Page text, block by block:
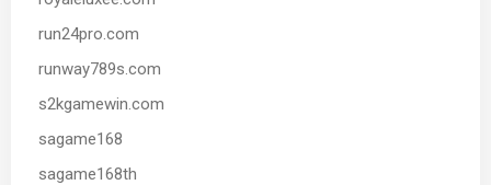
run24pro.com
runway789s.com
s2kgamewin.com
sagame168
sagame168th